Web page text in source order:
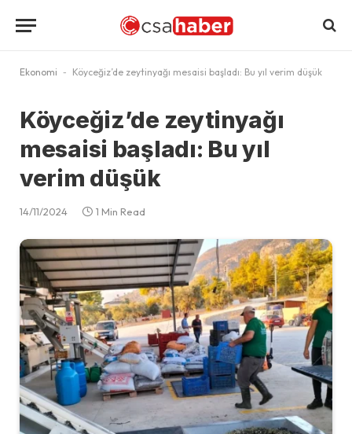
Ekonomi - Köyceğiz’de zeytinyağı mesaisi başladı: Bu yıl verim düşük
Köyceğiz’de zeytinyağı
mesaisi başladı: Bu yıl
verim düşük
14/11/2024 1 Min Read